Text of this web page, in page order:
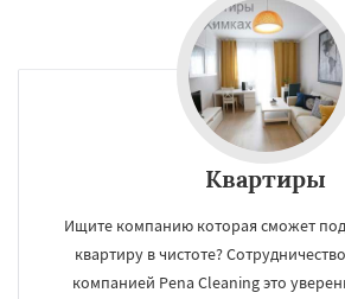
Квартиры
Ищите компанию которая сможет
квартиру в чистоте?
компанией Pena Cleaning это